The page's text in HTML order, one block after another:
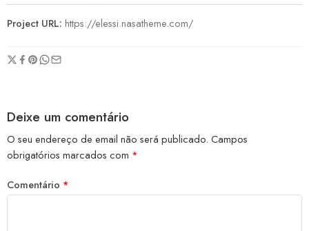
Project URL: https://elessi.nasatheme.com/
Deixe um comentário
O seu endereço de email não será publicado. Campos
obrigatórios marcados com *
Comentário *